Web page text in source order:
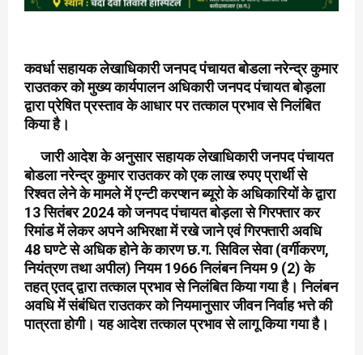
कवर्धा सहायक लेखाधिकारी जनपद पंचायत बोडला नरेन्द्र कुमार
राउतकर को मुख्य कार्यपालन अधिकारी जनपद पंचायत बोड़ला
द्वारा प्रेषित प्रस्ताव के आधार पर तत्काल प्रभाव से निलंबित
किया है।
जारी आदेश के अनुसार सहायक लेखाधिकारी जनपद पंचायत
बोडला नरेन्द्र कुमार राउतकर को एक लाख रुपए प्रार्थी से
रिश्वत लेने के मामले में एन्टी करप्शन ब्यूरो के अधिकारियों के द्वारा
13 सितंबर 2024 को जनपद पंचायत बोड़ला से गिरफ्तार कर
रिमांड में लेकर अपने अभिरक्षा में रखे जाने एवं गिरफ्तारी अवधि
48 घण्टे से अधिक होने के कारण छ.ग. सिविल सेवा (वर्गीकरण,
नियंत्रण तथा अपील) नियम 1966 निलंबन नियम 9 (2) के
तहत् एतद् द्वारा तत्काल प्रभाव से निलंबित किया गया है। निलंबन
अवधि में संबंधित राउतकर को नियमानुसार जीवन निर्वाह भत्ते की
पात्रता होगी। यह आदेश तत्काल प्रभाव से लागू किया गया है।